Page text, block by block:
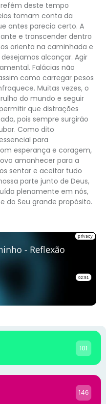
deste tempo
tomam conta da
antes parecia certo. A
e transcender dentro
orienta na caminhada e
alcançar. Agir
Falácias não
como carregar pesos
Muitas vezes, o
do mundo e seguir
que distrações
pois sempre surgirão
Como dito
para
esperança e coragem,
amanhecer para a
sentar e aceitar tudo
parte junto de Deus,
plenamente em nós,
do Seu grande propósito.
101
146